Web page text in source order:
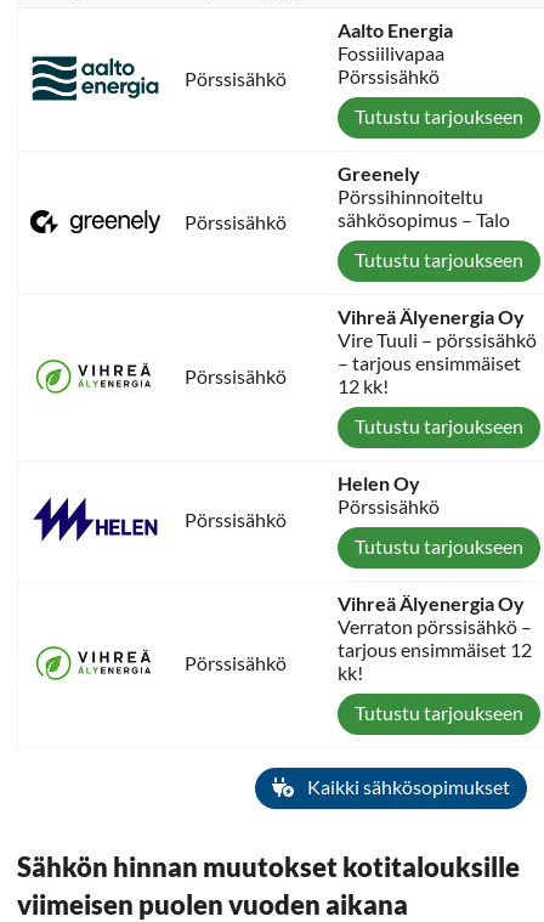
Pörssisähkö
Aalto Energia
Fossiilivapaa
Pörssisähkö
Tutustu tarjoukseen
Pörssisähkö
Greenely
Pörssihinnoiteltu
sähkösopimus – Talo
Tutustu tarjoukseen
Pörssisähkö
Vihreä Älyenergia Oy
Vire Tuuli – pörssisähkö
– tarjous ensimmäiset
12 kk!
Tutustu tarjoukseen
Pörssisähkö
Helen Oy
Pörssisähkö
Tutustu tarjoukseen
Pörssisähkö
Vihreä Älyenergia Oy
Verraton pörssisähkö –
tarjous ensimmäiset 12
kk!
Tutustu tarjoukseen
Kaikki sähkösopimukset
Sähkön hinnan muutokset kotitalouksille
viimeisen puolen vuoden aikana